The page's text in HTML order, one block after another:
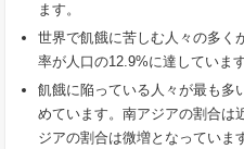
ます。
世界で飢餓に苦しむ人々の多く
率が人口の12.9%に達しています
飢餓に陥っている人々が最も多
めています。南アジアの割合は
ジアの割合は微増となっています